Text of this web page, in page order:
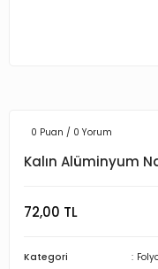
0 Puan / 0 Yorum
Kalın Alüminyum
72,00 TL
Kategori